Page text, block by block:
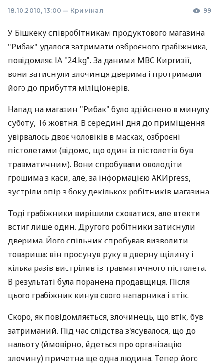
18.10.2010, 13:00 — Кримінал 99
У Бішкеку співробітникам продуктового магазина
"Рибак" удалося затримати озброєного грабіжника,
повідомляє ІА "24.kg". За даними МВС Киргизії,
вони затиснули злочинця дверима і протримали
його до прибуття міліціонерів.
Напад на магазин "Рибак" було здійснено в минулу
суботу, 16 жовтня. В середині дня до приміщення
увірвалось двоє чоловіків в масках, озброєні
пістолетами (відомо, що один із пістолетів був
травматичним). Вони спробували оволодіти
грошима з каси, але, за інформацією АКИpress,
зустріли опір з боку декількох робітників магазина.
Тоді грабіжники вирішили сховатися, але втекти
встиг лише один. Другого робітники затиснули
дверима. Його спільник спробував визволити
товариша: він просунув руку в дверну щілину і
кілька разів вистрілив із травматичного пістолета.
В результаті була поранена продавщиця. Після
цього грабіжник кинув свого напарника і втік.
Скоро, як повідомляється, злочинець, що втік, був
затриманий. Під час слідства з'ясувалося, що до
нальоту (ймовірно, йдеться про організацію
злочину) причетна ще одна людина. Тепер його